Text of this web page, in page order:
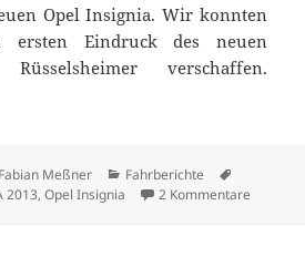
Opel Insignia. Wir konnten
ersten Eindruck des neuen
verschaffen.
Fast eine Überraschung
Autor
Fabian Meßner Kategorien
Fahrberichte
2013,Opel Insignia 2 Kommentare